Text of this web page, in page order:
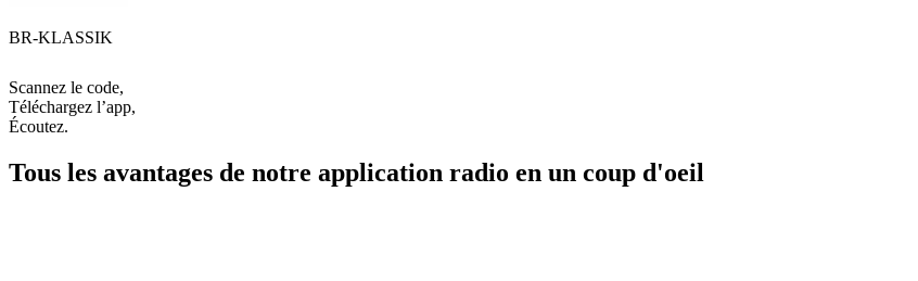
BR-KLASSIK
Scannez le code,
Téléchargez l’app,
Écoutez.
Tous les avantages de notre application radio en un coup d'oeil